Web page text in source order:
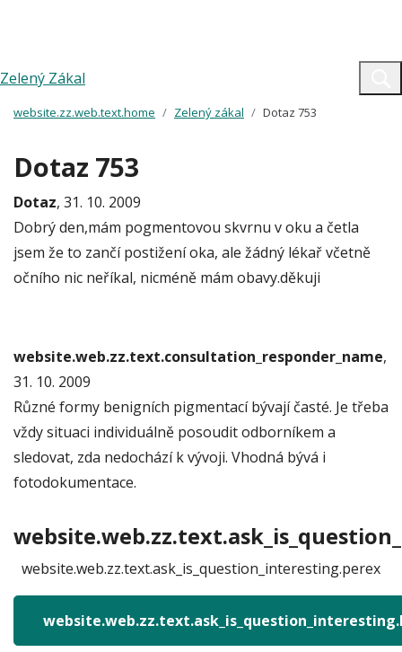
Zelený Zákal
website.zz.web.text.home Zelený zákal Dotaz 753
Dotaz 753
Dotaz, 31. 10. 2009
Dobrý den,mám pogmentovou skvrnu v oku a četla
jsem že to zančí postižení oka, ale žádný lékař včetně
očního nic neříkal, nicméně mám obavy.děkuji
website.web.zz.text.consultation_responder_name,
31. 10. 2009
Různé formy benigních pigmentací bývají časté. Je třeba
vždy situaci individuálně posoudit odborníkem a
sledovat, zda nedochází k vývoji. Vhodná bývá i
fotodokumentace.
website.web.zz.text.ask_is_question_interesting.perex